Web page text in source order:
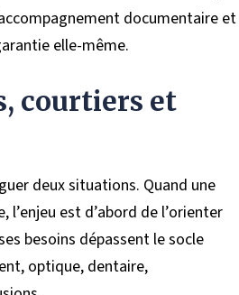
documentaire et
elle-même.
courtiers et
deux situations. Quand une
est d’abord de l’orienter
besoins dépassent le socle
optique, dentaire,